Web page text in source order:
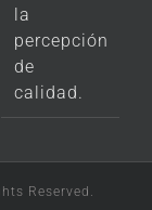
la
percepción
de
calidad.
Reserved.